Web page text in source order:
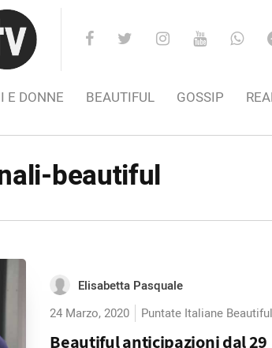
E DONNE BEAUTIFUL GOSSIP
beautiful
Elisabetta Pasquale
24 Marzo, 2020
Puntate Italiane Beautiful
Beautiful anticipazioni dal 29